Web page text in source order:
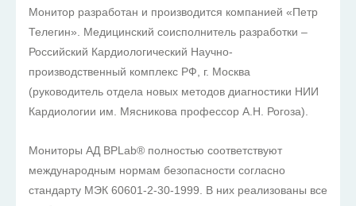
Монитор разработан и производится компанией «Петр
Телегин». Медицинский соисполнитель разработки –
Российский Кардиологический Научно-
производственный комплекс РФ, г. Москва
(руководитель отдела новых методов диагностики НИИ
Кардиологии им. Мясникова профессор А.Н. Рогоза).
Мониторы АД BPLab® полностью соответствуют
международным нормам безопасности согласно
стандарту МЭК 60601-2-30-1999. В них реализованы все